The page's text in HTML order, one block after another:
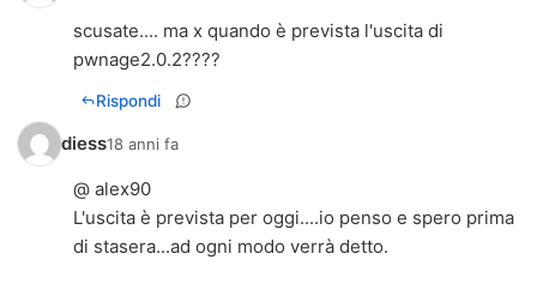
scusate.... ma x quando è prevista l'uscita di
pwnage2.0.2????
Rispondi
diess18 anni fa
@ alex90
L'uscita è prevista per oggi....io penso e spero prima
di stasera...ad ogni modo verrà detto.